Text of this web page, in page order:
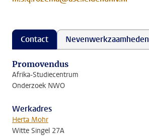
Contact Nevenwerkzaamheden
Promovendus
Afrika-Studiecentrum
Onderzoek NWO
Werkadres
Herta Mohr
Witte Singel 27A